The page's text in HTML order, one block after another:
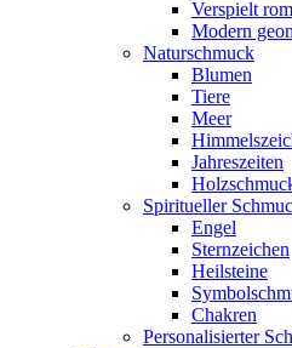
Verspielt
Modern
Naturschmuck
Blumen
Tiere
Meer
Jahreszeiten
Spiritueller
Engel
Sternzeichen
Heilsteine
Chakren
Personalisierter